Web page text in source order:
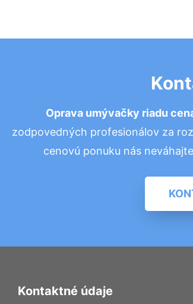
Oprava umývačky riadu
zodpovedných profesionálov za
cenovú ponuku nás
Kontaktné údaje